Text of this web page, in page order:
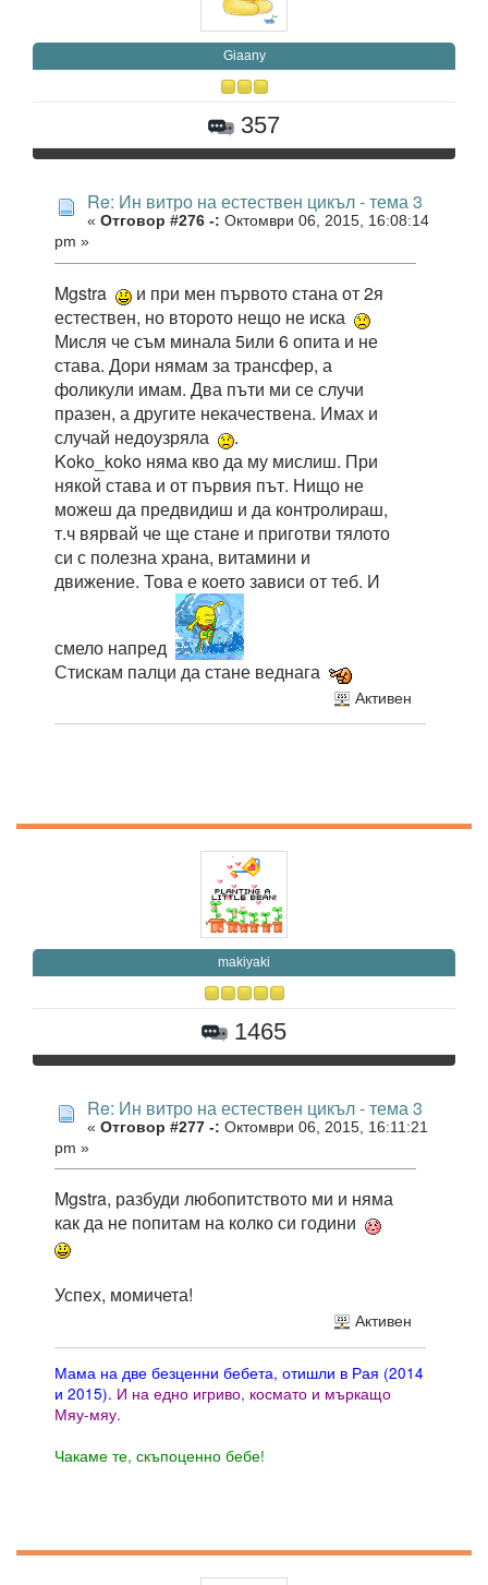
Giaany
357
Re: Ин витро на естествен цикъл - тема 3
« Отговор #276 -: Октомври 06, 2015, 16:08:14
pm »
Mgstra
и при мен първото стана от 2я
естествен, но второто нещо не иска
Мисля че съм минала 5или 6 опита и не
става. Дори нямам за трансфер, а
фоликули имам. Два пъти ми се случи
празен, а другите некачествена. Имах и
случай недоузряла
.
Koko_koko няма кво да му мислиш. При
някой става и от първия път. Нищо не
можеш да предвидиш и да контролираш,
т.ч вярвай че ще стане и приготви тялото
си с полезна храна, витамини и
движение. Това е което зависи от теб. И
смело напред
Стискам палци да стане веднага
Активен
makiyaki
1465
Re: Ин витро на естествен цикъл - тема 3
« Отговор #277 -: Октомври 06, 2015, 16:11:21
pm »
Mgstra, разбуди любопитството ми и няма
как да не попитам на колко си години
Успех, момичета!
Активен
Мама на две безценни бебета, отишли в Рая (2014
и 2015). И на едно игриво, космато и мъркащо
Мяу-мяу.
Чакаме те, скъпоценно бебе!